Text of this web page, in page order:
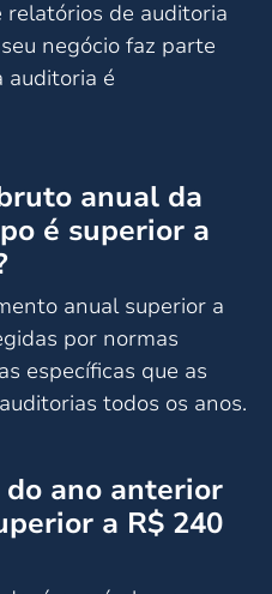
de auditoria
negócio faz parte
auditoria é
anual da
é superior a
anual superior a
por normas
específicas que as
todos os anos.
ano anterior
a R$ 240